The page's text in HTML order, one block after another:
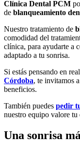
Clínica Dental PCM
de blanqueamiento
Nuestro tratamiento de
comodidad del
clínica, para ayudarte a
adaptado a tu sonrisa.
Si estás pensando en
Córdoba, te invitamos
beneficios.
También puedes pedir
nuestro equipo valore tu
Una sonrisa